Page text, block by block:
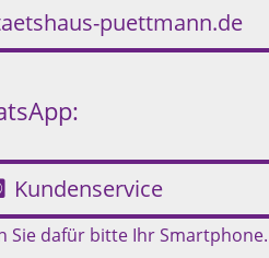
puettmann.de
Kundenservice
Sie dafür bitte Ihr Smartphone.